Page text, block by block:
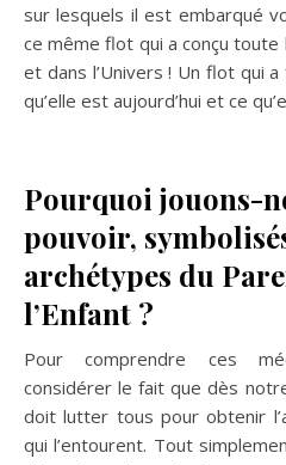
sur lesquels il est embarqué
ce même flot qui a conçu
et dans l’Univers ! Un flot qui
qu’elle est aujourd’hui et ce
Pourquoi jouons-
pouvoir,
archétypes du
l’Enfant ?
Pour comprendre ces
considérer le fait que dès
doit lutter tous pour obtenir
qui l’entourent. Tout